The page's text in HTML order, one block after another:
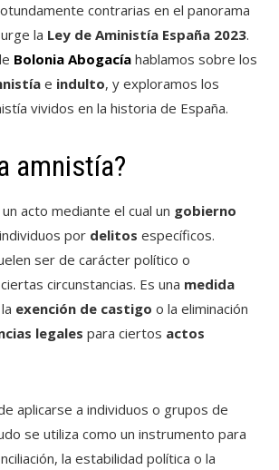
contrarias en el panorama
la Ley de Aministía España 2023.
Bolonia Abogacía hablamos sobre los
e indulto, y exploramos los
vividos en la historia de España.
amnistía?
acto mediante el cual un gobierno
por delitos específicos.
ser de carácter político o
circunstancias. Es una medida
exención de castigoo la eliminación
legales para ciertos actos
aplicarse a individuos o grupos de
se utiliza como un instrumento para
la estabilidad política o la